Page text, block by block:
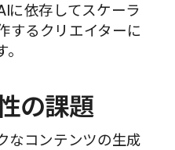
に依存してスケーラ
するクリエイターに
の課題
なコンテンツの生成